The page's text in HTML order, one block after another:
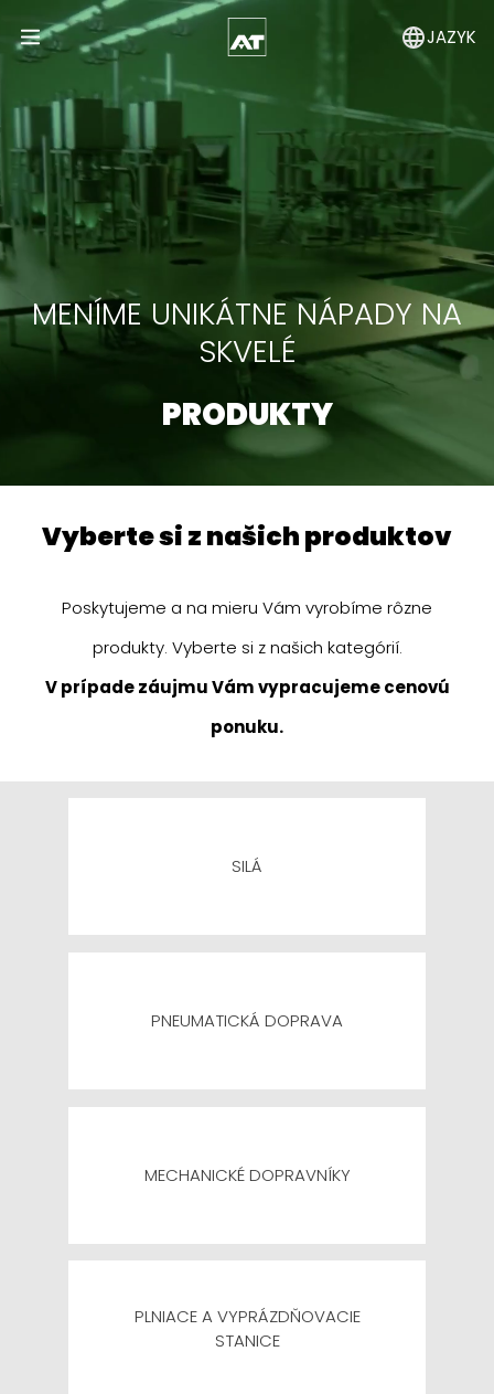
Open Menu JAZYK
MENÍME UNIKÁTNE NÁPADY NA
SKVELÉ
PRODUKTY
vyberte si z našich produktov
Poskytujeme a na mieru Vám vyrobíme rôzne
produkty. Vyberte si z našich kategórií.
V prípade záujmu Vám vypracujeme cenovú
ponuku.
SILÁ
PNEUMATICKÁ DOPRAVA
MECHANICKÉ DOPRAVNÍKY
PLNIACE A VYPRÁZDŇOVACIE
STANICE